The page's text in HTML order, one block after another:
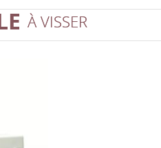
À VISSER